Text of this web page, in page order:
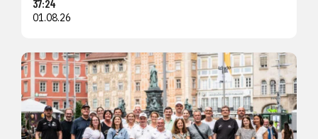
37:24
01.08.26